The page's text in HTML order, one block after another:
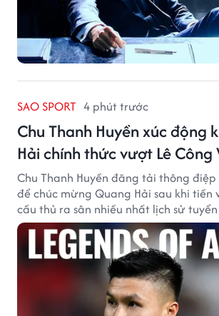
SAO SPORT 4 phút trước
Chu Thanh Huyền xúc động
Hải chính thức vượt Lê Công
Chu Thanh Huyền đăng tải thông
để chúc mừng Quang Hải sau khi tiền
cầu thủ ra sân nhiều nhất lịch sử